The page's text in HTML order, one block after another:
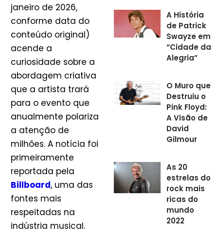
janeiro de 2026,
conforme data do
conteúdo original)
acende a
curiosidade sobre a
abordagem criativa
que a artista trará
para o evento que
anualmente polariza
a atenção de
milhões. A notícia foi
primeiramente
reportada pela
Billboard, uma das
fontes mais
respeitadas na
indústria musical.
A História
de Patrick
Swayze em
“Cidade da
Alegria”
O Muro que
Destruiu o
Pink Floyd:
A Visão de
David
Gilmour
As 20
estrelas do
rock mais
ricas do
mundo
2022